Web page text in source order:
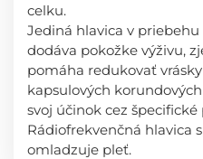
celku.
Jediná hlavica v priebehu
dodáva pokožke výživu,
pomáha redukovať
kapsulových
svoj účinok cez špecifické
Rádiofrekvenčná hlavica
omladzuje pleť.